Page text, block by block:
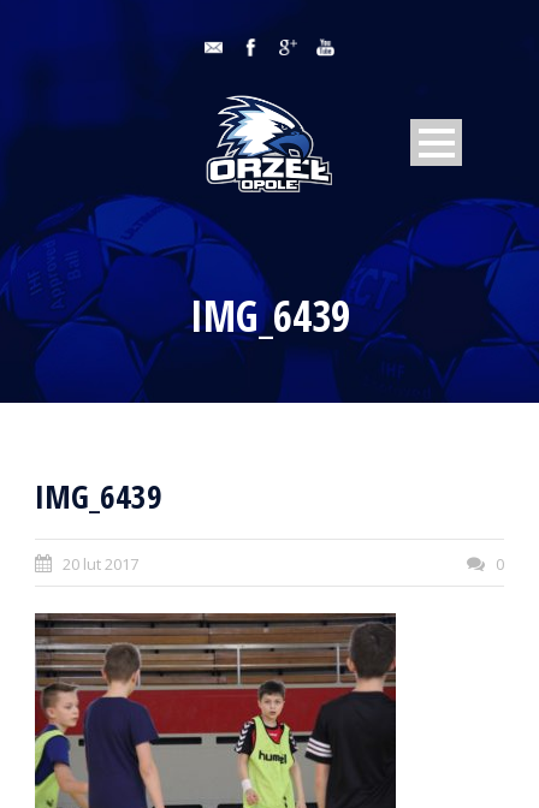
IMG_6439
IMG_6439
20 lut 2017 0